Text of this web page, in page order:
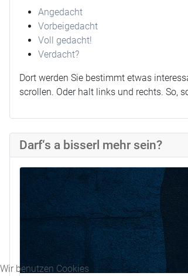
Angedacht
Vorbeigedacht
Voll gedacht!
Verdacht?
Dort werden Sie bestimmt etwas
scrollen. Oder halt links und rechts. So,
Darf‘s a bisserl mehr sein?
Wir benutzen Cookies